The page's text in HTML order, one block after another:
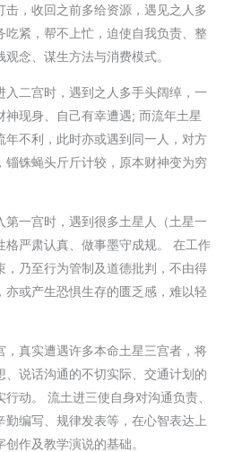
击，收回之前多给资源，遇见之人多
吃紧，帮不上忙，迫使自我负责、整
念、谋生方法与消费模式。
入二宫时，遇到之人多手头阔绰，一
神现身、自己有幸遭遇; 而流年土星
年不利，此时亦或遇到同一人，对方
锱铢蝇头斤斤计较，原本财神变为穷
第一宫时，遇到很多土星人（土星一
格严肃认真、做事墨守成规。 在工作
，乃至行为管制及道德批判，不由得
亦或产生恐惧生存的匮乏感，难以轻
，真实遭遇许多本命土星三宫者，将
、说话沟通的不切实际、交通计划的
动。 流土进三使自身对沟通负责、
勤编写、规律发表等，在心智表达上
作及教学演说的基础。